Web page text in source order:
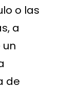
o las
a
de